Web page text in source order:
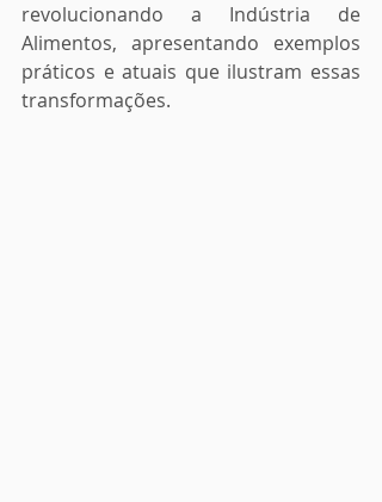
revolucionando a Indústria de
Alimentos, apresentando exemplos
práticos e atuais que ilustram essas
transformações.